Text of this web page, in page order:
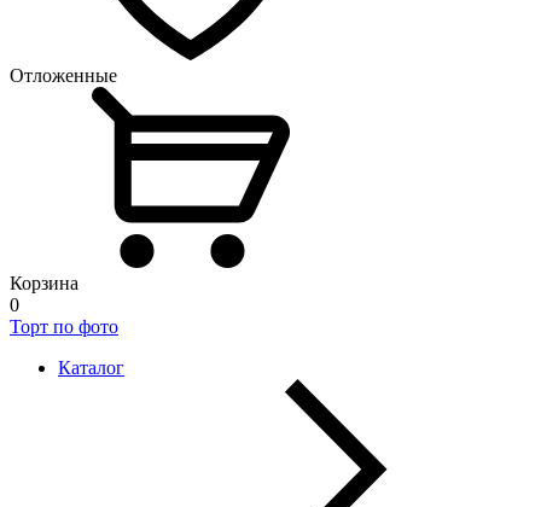
Отложенные
Корзина
0
Торт по фото
Каталог